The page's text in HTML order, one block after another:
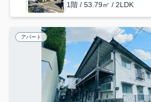
1階 / 53.79㎡ / 2LDK
アパート